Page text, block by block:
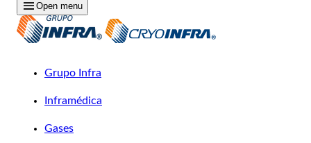
Open menu
Grupo Infra
Inframédica
Gases